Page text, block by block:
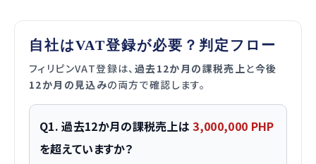
自社はVAT登録が必要？判定フロー
フィリピンVAT登録は、 過去12か月の課税売上と今後
12か月の見込みの両方で確認します。
Q1. 過去12か月の課税売上は3,000,000 PHP
を超えていますか？